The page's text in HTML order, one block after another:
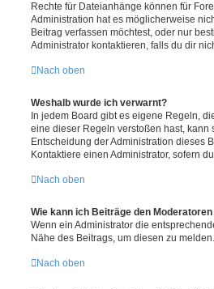
Rechte für Dateianhänge können für
Administration hat es möglicherweise
Beitrag verfassen möchtest, oder nur
Administrator kontaktieren, falls du dir
Nach oben
Weshalb wurde ich verwarnt?
In jedem Board gibt es eigene Regeln,
eine dieser Regeln verstoßen hast,
Entscheidung der Administration dieses
Kontaktiere einen Administrator, sofern
Nach oben
Wie kann ich Beiträge den
Wenn ein Administrator die
Nähe des Beitrags, um diesen zu
Nach oben